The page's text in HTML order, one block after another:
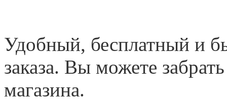
Удобный, бесплатный и
заказа. Вы можете
магазина.